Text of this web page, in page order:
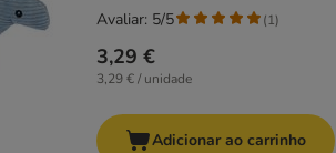
3,29 €
3,29 € / unidade
Avaliar: 5/5 (1)
Adicionar ao carrinho